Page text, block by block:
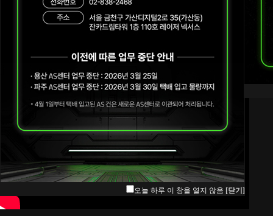
오늘 하루 이 창을 열지 않음 [닫기]